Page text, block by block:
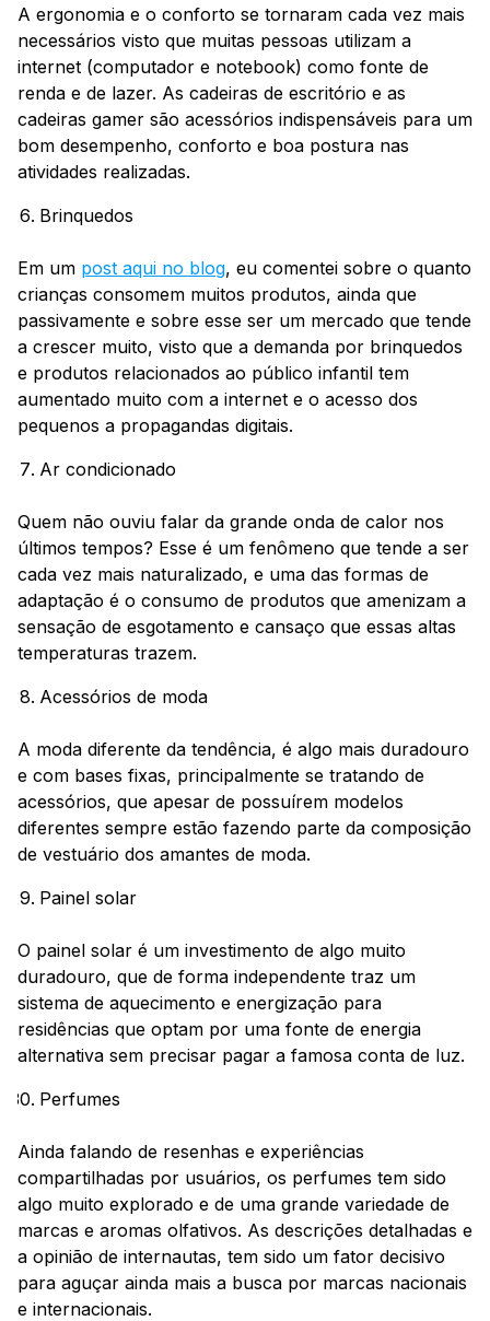
A ergonomia e o conforto se tornaram cada vez mais
necessários visto que muitas pessoas utilizam a
internet (computador e notebook) como fonte de
renda e de lazer. As cadeiras de escritório e as
cadeiras gamer são acessórios indispensáveis para um
bom desempenho, conforto e boa postura nas
atividades realizadas.
Brinquedos
Em um post aqui no blog, eu comentei sobre o quanto
crianças consomem muitos produtos, ainda que
passivamente e sobre esse ser um mercado que tende
a crescer muito, visto que a demanda por brinquedos
e produtos relacionados ao público infantil tem
aumentado muito com a internet e o acesso dos
pequenos a propagandas digitais.
Ar condicionado
Quem não ouviu falar da grande onda de calor nos
últimos tempos? Esse é um fenômeno que tende a ser
cada vez mais naturalizado, e uma das formas de
adaptação é o consumo de produtos que amenizam a
sensação de esgotamento e cansaço que essas altas
temperaturas trazem.
Acessórios de moda
A moda diferente da tendência, é algo mais duradouro
e com bases fixas, principalmente se tratando de
acessórios, que apesar de possuírem modelos
diferentes sempre estão fazendo parte da composição
de vestuário dos amantes de moda.
Painel solar
O painel solar é um investimento de algo muito
duradouro, que de forma independente traz um
sistema de aquecimento e energização para
residências que optam por uma fonte de energia
alternativa sem precisar pagar a famosa conta de luz.
Perfumes
Ainda falando de resenhas e experiências
compartilhadas por usuários, os perfumes tem sido
algo muito explorado e de uma grande variedade de
marcas e aromas olfativos. As descrições detalhadas e
a opinião de internautas, tem sido um fator decisivo
para aguçar ainda mais a busca por marcas nacionais
e internacionais.